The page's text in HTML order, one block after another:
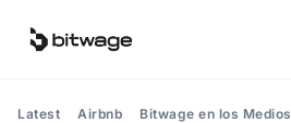
Latest Airbnb Bitwage en los Medios